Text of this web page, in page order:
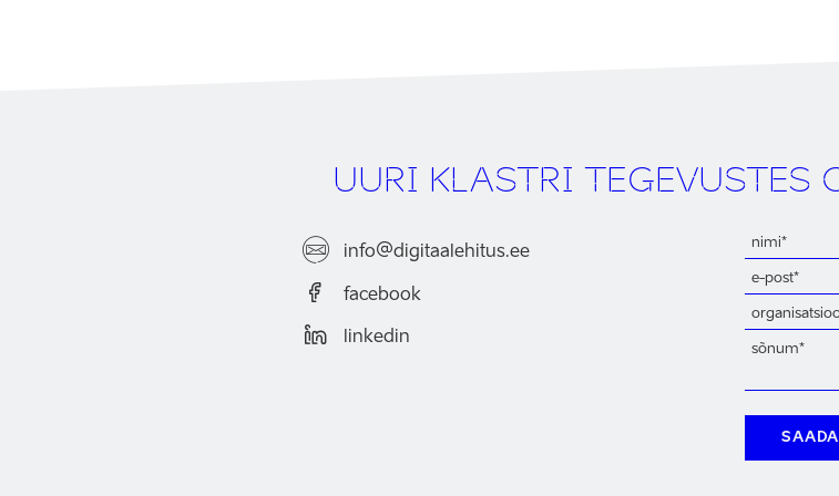
UURI KLASTRI TEGEVUSTES
info digitaalehitus.ee
facebook
linkedin